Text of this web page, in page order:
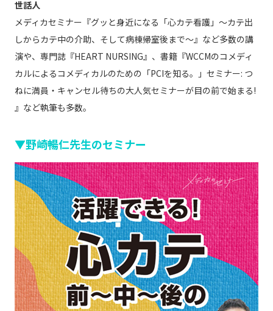
世話人
メディカセミナー『グッと身近になる「心カテ看護」～カテ出
しからカテ中の介助、そして病棟帰室後まで～』など多数の講
演や、専門誌『HEART NURSING』、書籍『WCCMのコメディ
カルによるコメディカルのための「PCIを知る。」セミナー: つ
ねに満員・キャンセル待ちの大人気セミナーが目の前で始まる!
』など執筆も多数。
▼野崎暢仁先生のセミナー